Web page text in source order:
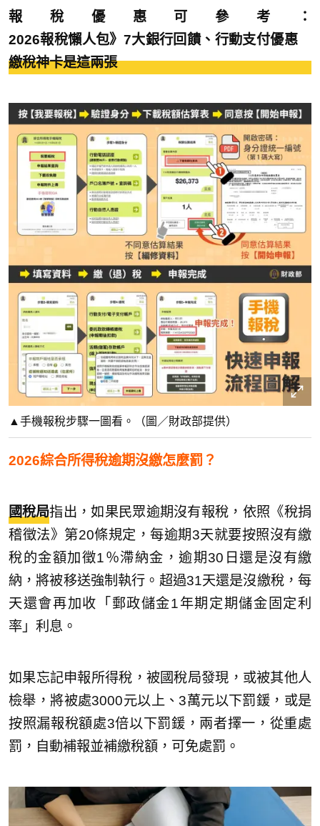
報稅優惠可參考：
2026報稅懶人包》7大銀行回饋、行動支付優惠
繳稅神卡是這兩張
▲手機報稅步驟一圖看。（圖／財政部提供）
2026綜合所得稅逾期沒繳怎麼罰？
國稅局指出，如果民眾逾期沒有報稅，依照《稅捐
稽徵法》第20條規定，每逾期3天就要按照沒有繳
稅的金額加徵1％滯納金，逾期30日還是沒有繳
納，將被移送強制執行。超過31天還是沒繳稅，每
天還會再加收「郵政儲金1年期定期儲金固定利
率」利息。
如果忘記申報所得稅，被國稅局發現，或被其他人
檢舉，將被處3000元以上、3萬元以下罰鍰，或是
按照漏報稅額處3倍以下罰鍰，兩者擇一，從重處
罰，自動補報並補繳稅額，可免處罰。